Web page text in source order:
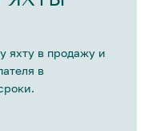
яхту в продажу и
в